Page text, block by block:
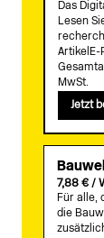
Das
Lesen
ArtikelE-
MwSt.
Jetzt
7,88 € /
Für alle,
die